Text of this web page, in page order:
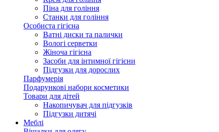
Піна для гоління
Станки для гоління
Особиста гігієна
Ватні диски та палички
Вологі серветки
Жіноча гігієна
Засоби для інтимної гігієни
Підгузки для дорослих
Парфумерія
Подарункові набори косметики
Товари для дітей
Накопичувач для підгузків
Підгузки дитячі
Меблі